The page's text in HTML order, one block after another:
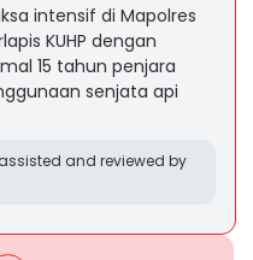
intensif di Mapolres
KUHP dengan
15 tahun penjara
senjata api
and reviewed by